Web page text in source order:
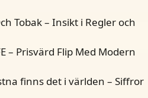
Tobak – Insikt i Regler och
– Prisvärd Flip Med Modern
finns det i världen – Siffror